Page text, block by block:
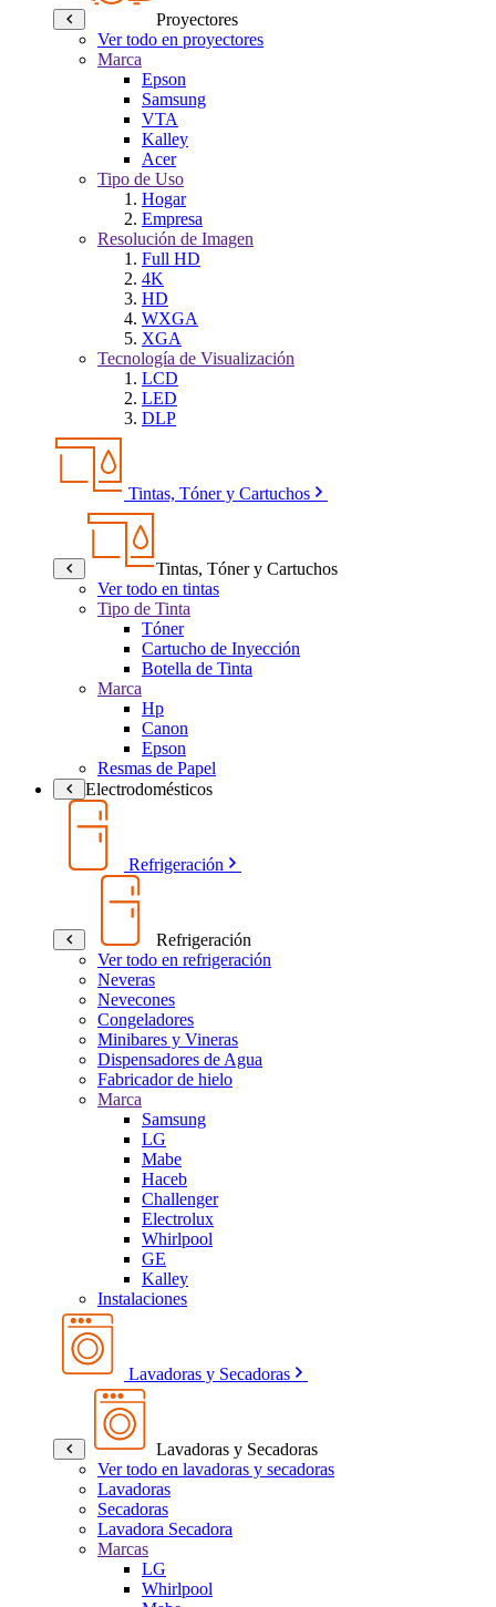
Proyectores
Ver todo en proyectores
Marca
Epson
Samsung
VTA
Kalley
Acer
Tipo de Uso
Hogar
Empresa
Resolución de Imagen
Full HD
4K
HD
WXGA
XGA
Tecnología de Visualización
LCD
LED
DLP
Tintas, Tóner y Cartuchos
Tintas, Tóner y Cartuchos
Ver todo en tintas
Tipo de Tinta
Tóner
Cartucho de Inyección
Botella de Tinta
Marca
Hp
Canon
Epson
Resmas de Papel
Electrodomésticos
Refrigeración
Refrigeración
Ver todo en refrigeración
Neveras
Nevecones
Congeladores
Minibares y Vineras
Dispensadores de Agua
Fabricador de hielo
Marca
Samsung
LG
Mabe
Haceb
Challenger
Electrolux
Whirlpool
GE
Kalley
Instalaciones
Lavadoras y Secadoras
Lavadoras y Secadoras
Ver todo en lavadoras y secadoras
Lavadoras
Secadoras
Lavadora Secadora
Marcas
LG
Whirlpool